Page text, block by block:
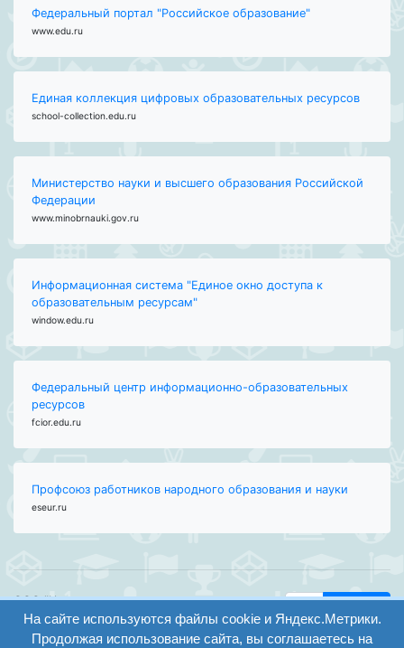
Федеральный портал "Российское образование"
www.edu.ru
Единая коллекция цифровых образовательных ресурсов
school-collection.edu.ru
Министерство науки и высшего образования Российской
Федерации
www.minobrnauki.gov.ru
Информационная система "Единое окно доступа к
образовательным ресурсам"
window.edu.ru
Федеральный центр информационно-образовательных
ресурсов
fcior.edu.ru
Профсоюз работников народного образования и науки
eseur.ru
ООО "Центр
образования и
консалтинга"
вход
Версия
На сайте используются файлы cookie и Яндекс.Метрики.
Продолжая использование сайта, вы соглашаетесь на